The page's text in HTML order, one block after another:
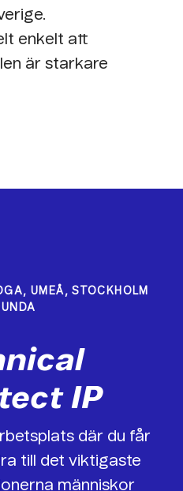
enkelt att
är starkare
UMEÅ, STOCKHOLM
IP
där du får
till det viktigaste
människor